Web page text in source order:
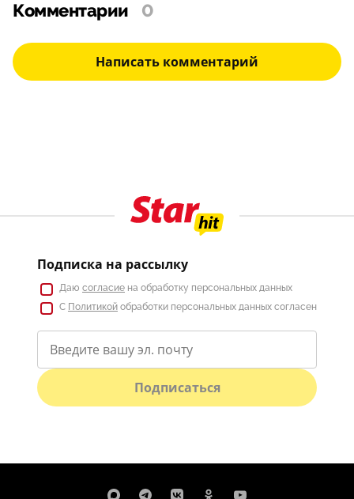
Комментарии 0
Написать комментарий
Подписка на рассылку
Даю согласие на обработку персональных данных
С Политикой обработки персональных данных согласен
Подписаться